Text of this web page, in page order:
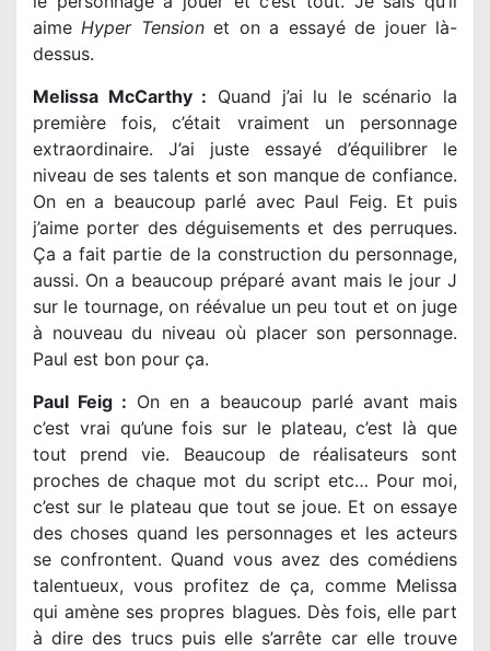
aimeHyper Tensionet on a essayé de jouer là-
dessus.
Melissa McCarthy : Quand j’ai lu le scénario la
première fois, c’était vraiment un personnage
extraordinaire. J’ai juste essayé d’équilibrer le
niveau de ses talents et son manque de confiance.
On en a beaucoup parlé avec Paul Feig. Et puis
j’aime porter des déguisements et des perruques.
Ça a fait partie de la construction du personnage,
aussi. On a beaucoup préparé avant mais le jour J
sur le tournage, on réévalue un peu tout et on juge
à nouveau du niveau où placer son personnage.
Paul est bon pour ça.
Paul Feig : On en a beaucoup parlé avant mais
c’est vrai qu’une fois sur le plateau, c’est là que
tout prend vie. Beaucoup de réalisateurs sont
proches de chaque mot du script etc… Pour moi,
c’est sur le plateau que tout se joue. Et on essaye
des choses quand les personnages et les acteurs
se confrontent. Quand vous avez des comédiens
talentueux, vous profitez de ça, comme Melissa
qui amène ses propres blagues. Dès fois, elle part
à dire des trucs puis elle s’arrête car elle trouve